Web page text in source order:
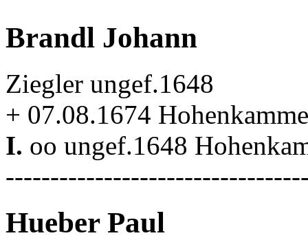
Brandl Johann
Ziegler ungef.1648
+ 07.08.1674
I. oo ungef.1648
Hueber Paul